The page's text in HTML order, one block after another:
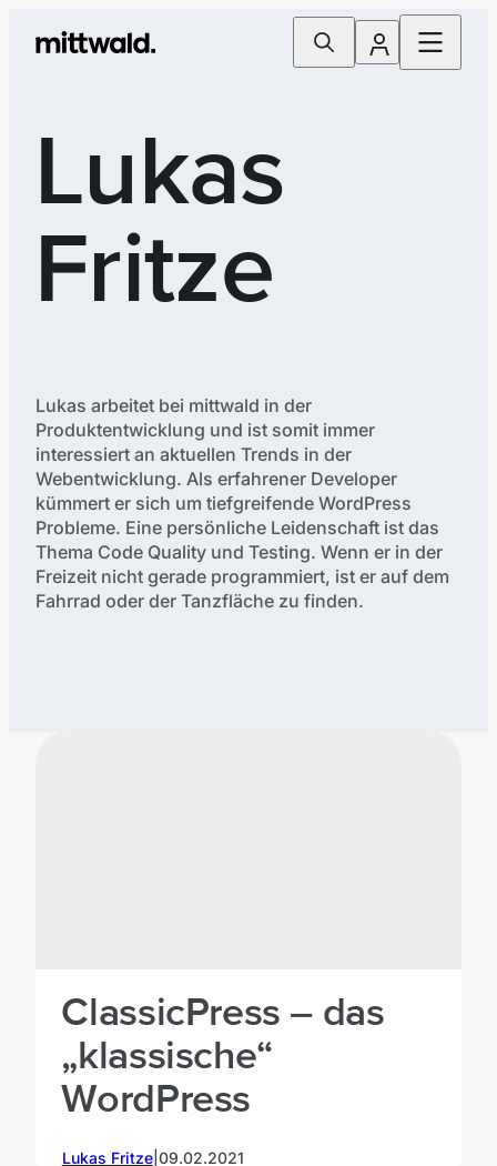
Lukas
Fritze
Lukas arbeitet bei mittwald in der
Produktentwicklung und ist somit immer
interessiert an aktuellen Trends in der
Webentwicklung. Als erfahrener Developer
kümmert er sich um tiefgreifende WordPress
Probleme. Eine persönliche Leidenschaft ist das
Thema Code Quality und Testing. Wenn er in der
Freizeit nicht gerade programmiert, ist er auf dem
Fahrrad oder der Tanzfläche zu finden.
ClassicPress – das
„klassische“
WordPress
Lukas Fritze| 09.02.2021